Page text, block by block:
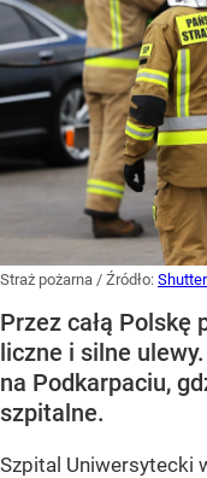
Straż pożarna / Źródło:
Przez całą Polskę
liczne i silne
na Podkarpaciu,
szpitalne.
Szpital Uniwersytecki